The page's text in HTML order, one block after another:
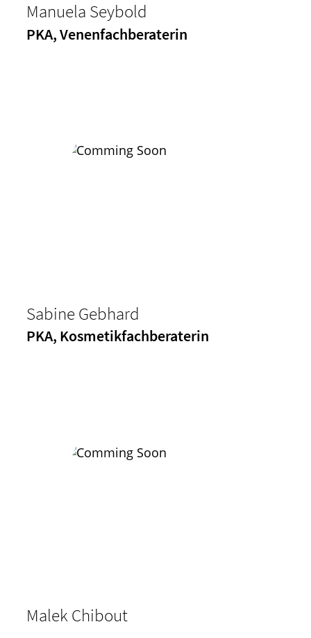
Manuela Seybold
PKA, Venenfachberaterin
Sabine Gebhard
PKA, Kosmetikfachberaterin
Malek Chibout